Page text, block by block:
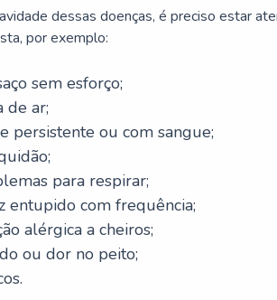
dessas doenças, é preciso estar
por exemplo:
sem esforço;
de ar;
persistente ou com sangue;
para respirar;
entupido com frequência;
alérgica a cheiros;
ou dor no peito;